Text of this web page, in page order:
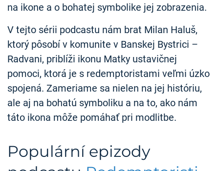
na ikone a o bohatej symbolike jej zobrazenia.
V tejto sérii podcastu nám brat Milan Haluš,
ktorý pôsobí v komunite v Banskej Bystrici –
Radvani, priblíži ikonu Matky ustavičnej
pomoci, ktorá je s redemptoristami veľmi úzko
spojená. Zameriame sa nielen na jej históriu,
ale aj na bohatú symboliku a na to, ako nám
táto ikona môže pomáhať pri modlitbe.
Populární epizody